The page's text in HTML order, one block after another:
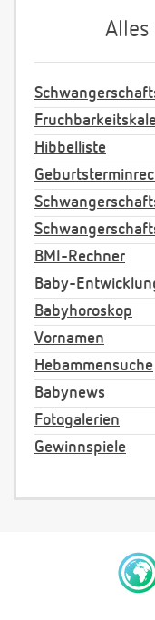
Hibbelliste
BMI-Rechner
Baby-
Babyhoroskop
Vornamen
Hebammensuche
Babynews
Fotogalerien
Gewinnspiele